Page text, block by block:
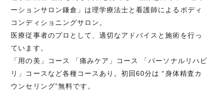
ーションサロン鎌倉」は理学療法士と看護師によるボディ
コンディショニングサロン。
医療従事者のプロとして、適切なアドバイスと施術を行っ
ています。
「用の美」コース 「痛みケア」コース 「パーソナルリハビ
リ」コースなど各種コースあり。初回60分は “身体精査カ
ウンセリング”無料です。